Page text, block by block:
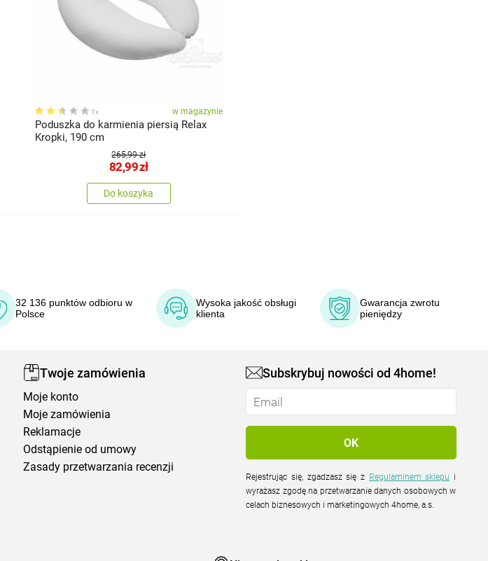
1x w magazynie
Poduszka do karmienia piersią Relax
Kropki, 190 cm
265,99 zł
82,99zł
Do koszyka
32 136 punktów odbioru w
Polsce
Wysoka jakość obsługi
klienta
Gwarancja zwrotu
pieniędzy
Twoje zamówienia
Moje konto
Moje zamówienia
Reklamacje
Odstąpienie od umowy
Zasady przetwarzania recenzji
Subskrybuj nowości od 4home!
Rejestrując się, zgadzasz się z Regulaminem sklepu
wyrażasz zgodę na przetwarzanie danych osobowych w
celach biznesowych i marketingowych 4home, a.s.